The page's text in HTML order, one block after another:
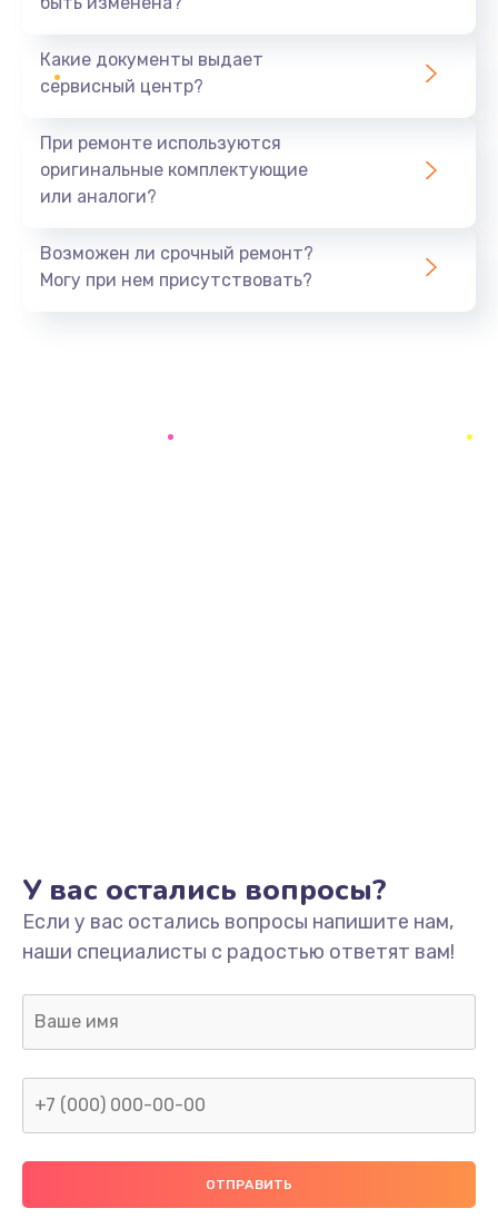
Замена аккумулятора
Замена SSD
Заказать
Замена звуковой карты
Замена системы охлаждения
1645 руб.
Заказать
Замена термопасты
1095 руб.
Какие документы выдает
сервисный центр?
При ремонте используются
оригинальные комплектующие
или аналоги?
Возможен ли срочный ремонт?
Могу при нем присутствовать?
У вас остались вопросы?
Если у вас остались вопросы напишите нам,
наши специалисты с радостью ответят вам!